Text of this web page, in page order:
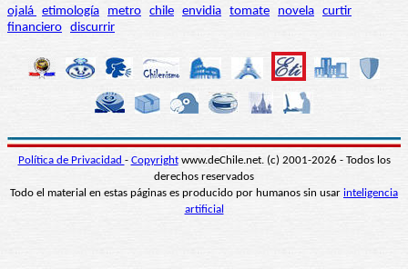
ojalá etimología metro chile envidia tomate novela curtir
financiero discurrir
Política de Privacidad - Copyrightwww.deChile.net. (c) 2001-2026 - Todos los
derechos reservados
Todo el material en estas páginas es producido por humanos sin usar inteligencia
artificial